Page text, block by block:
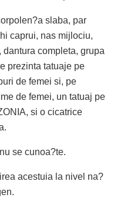
slaba, par
caprui, nas mijlociu,
completa, grupa
prezinta tatuaje pe
de femei si, pe
de femei, un tatuaj pe
si o cicatrice
se cunoa?te.
acestuia la nivel na?